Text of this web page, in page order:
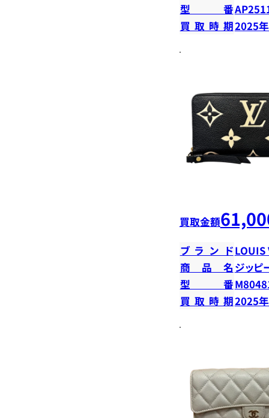
型番
買取時期2025
買取金額
ブランドLOUIS
商品名 ジッピ
型番
買取時期2025